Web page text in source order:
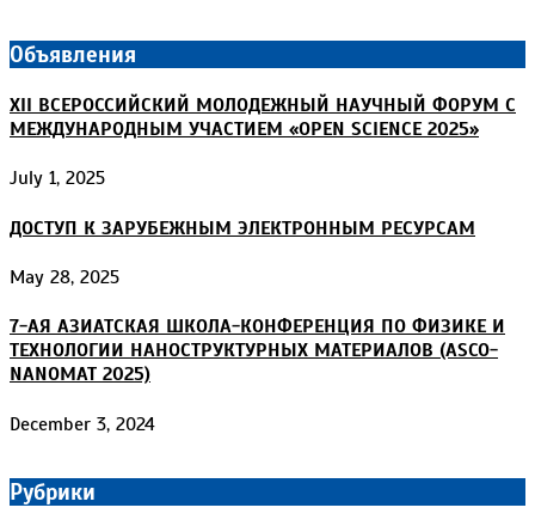
Объявления
XII ВСЕРОССИЙСКИЙ МОЛОДЕЖНЫЙ НАУЧНЫЙ ФОРУМ С
МЕЖДУНАРОДНЫМ УЧАСТИЕМ «OPEN SCIENCE 2025»
July 1, 2025
ДОСТУП К ЗАРУБЕЖНЫМ ЭЛЕКТРОННЫМ РЕСУРСАМ
May 28, 2025
7-АЯ АЗИАТСКАЯ ШКОЛА-КОНФЕРЕНЦИЯ ПО ФИЗИКЕ И
ТЕХНОЛОГИИ НАНОСТРУКТУРНЫХ МАТЕРИАЛОВ (ASCO-
NANOMAT 2025)
December 3, 2024
Рубрики